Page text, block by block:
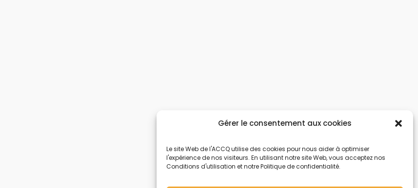
Gérer le consentement aux cookies
Le site Web de l'ACCQ utilise des cookies pour nous aider à optimiser
l'expérience de nos visiteurs. En utilisant notre site Web, vous acceptez nos
Conditions d'utilisation et notre Politique de confidentialité.